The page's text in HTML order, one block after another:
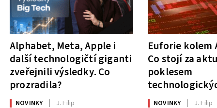
Alphabet, Meta, Apple i
další technologičtí giganti
zveřejnili výsledky. Co
prozradila?
NOVINKY J. Filip
Euforie kolem
Co stojí za
poklesem
NOVINKY J. Filip